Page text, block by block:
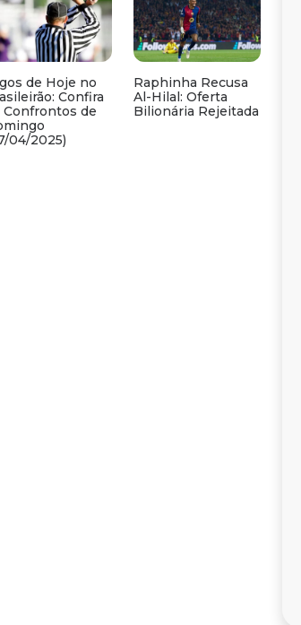
de Hoje no
Confira
Confrontos de
04/2025)
Raphinha Recusa
Al-Hilal: Oferta
Bilionária Rejeitada